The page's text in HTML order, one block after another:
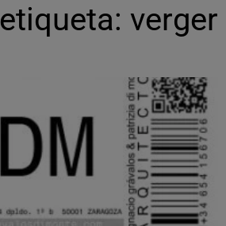
etiqueta: verger